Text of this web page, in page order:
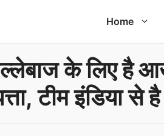
Home
के लिए है
टीम इंडिया से है